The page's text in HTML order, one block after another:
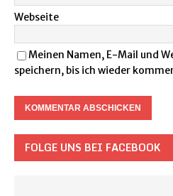
Webseite
Meinen Namen, E-Mail und
speichern, bis ich wieder
FOLGE UNS BEI FACEBOOK